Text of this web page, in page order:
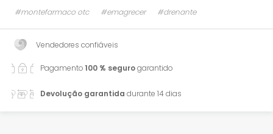
#montefarmaco otc
#emagrecer #drenante
Vendedores confiáveis
Pagamento100 % segurogarantido
Devolução garantida durante 14 dias